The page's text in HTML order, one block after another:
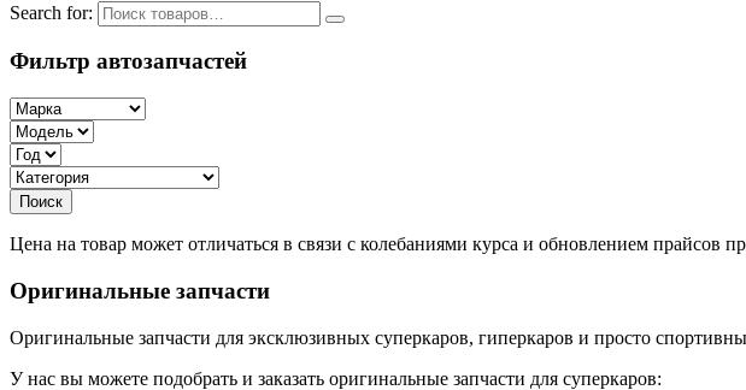
Search for:
Фильтр автозапчастей
Цена на товар может отличаться в связи с колебаниями курса и обновлением прайсов
Оригинальные запчасти
Оригинальные запчасти для эксклюзивных суперкаров, гиперкаров и просто
У нас вы можете подобрать и заказать оригинальные запчасти для суперкаров: